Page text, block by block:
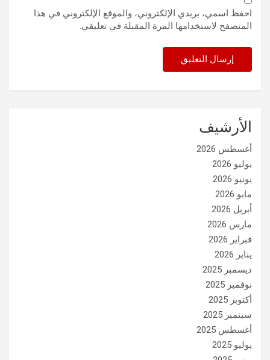
احفظ اسمي، بريدي الإلكتروني، والموقع الإلكتروني في هذا
المتصفح لاستخدامها المرة المقبلة في تعليقي.
الأرشيف
أغسطس 2026
يوليو 2026
يونيو 2026
مايو 2026
أبريل 2026
مارس 2026
فبراير 2026
يناير 2026
ديسمبر 2025
نوفمبر 2025
أكتوبر 2025
سبتمبر 2025
أغسطس 2025
يوليو 2025